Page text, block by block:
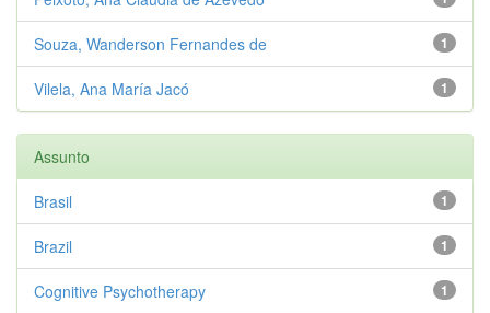
1
Souza, Wanderson Fernandes de
1
Vilela, Ana María Jacó
Assunto
1
Brasil
1
Brazil
1
Cognitive Psychotherapy